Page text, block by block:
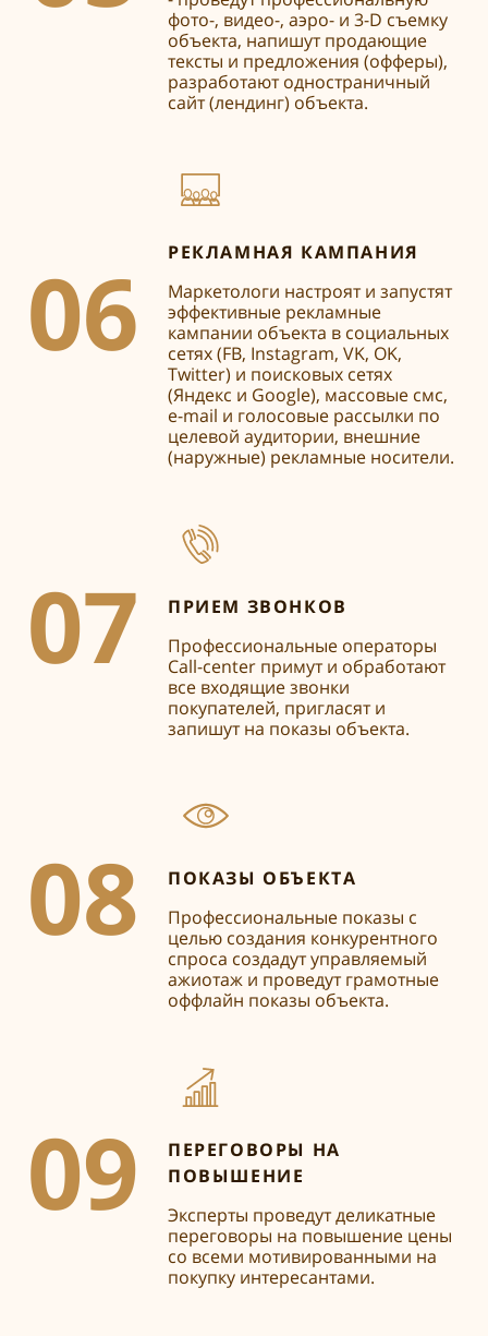
фото-, видео-, аэро- и 3-D съемку
объекта, напишут продающие
тексты и предложения (офферы),
разработают одностраничный
сайт (лендинг) объекта.
06
РЕКЛАМНАЯ КАМПАНИЯ
Маркетологи настроят и запустят
эффективные рекламные
кампании объекта в социальных
сетях (FB, Instagram, VK, OK,
Twitter) и поисковых сетях
(Яндекс и Google), массовые смс,
e-mail и голосовые рассылки по
целевой аудитории, внешние
(наружные) рекламные носители.
07
ПРИЕМ ЗВОНКОВ
Профессиональные операторы
Call-center примут и обработают
все входящие звонки
покупателей, пригласят и
запишут на показы объекта.
08
ПОКАЗЫ ОБЪЕКТА
Профессиональные показы с
целью создания конкурентного
спроса создадут управляемый
ажиотаж и проведут грамотные
оффлайн показы объекта.
09
ПЕРЕГОВОРЫ НА
ПОВЫШЕНИЕ
Эксперты проведут деликатные
переговоры на повышение цены
со всеми мотивированными на
покупку интересантами.